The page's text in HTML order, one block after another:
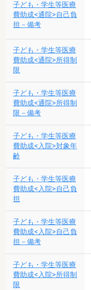
子ども・学生等医療
費助成<通院>自己負
担－備考
子ども・学生等医療
費助成<通院>所得制
限
子ども・学生等医療
費助成<通院>所得制
限－備考
子ども・学生等医療
費助成<入院>対象年
齢
子ども・学生等医療
費助成<入院>自己負
担
子ども・学生等医療
費助成<入院>自己負
担－備考
子ども・学生等医療
費助成<入院>所得制
限